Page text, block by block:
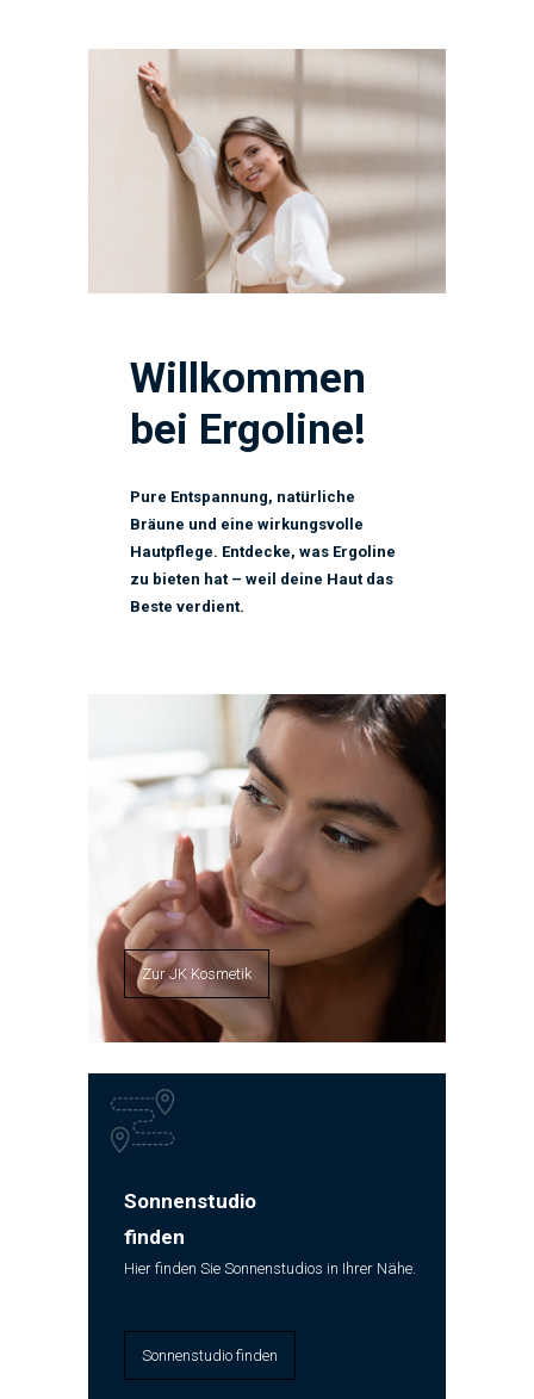
Willkommen
bei Ergoline!
Pure Entspannung, natürliche
Bräune und eine wirkungsvolle
Hautpflege. Entdecke, was Ergoline
zu bieten hat – weil deine Haut das
Beste verdient.
Zur JK Kosmetik
Sonnenstudio
finden
Hier finden Sie Sonnenstudios in Ihrer Nähe.
Sonnenstudio finden